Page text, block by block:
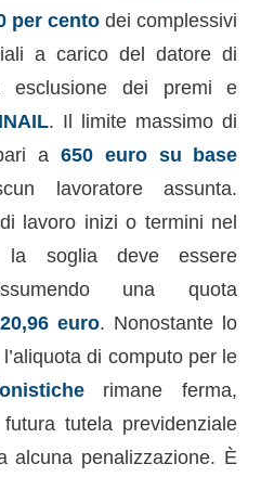
per cento dei complessivi
a carico del datore di
esclusione dei premi e
INAIL. Il limite massimo di
a 650 euro su base
lavoratore assunta.
lavoro inizi o termini nel
soglia deve essere
una quota
20,96 euro. Nonostante lo
di computo per le
rimane ferma,
tutela previdenziale
alcuna penalizzazione. È